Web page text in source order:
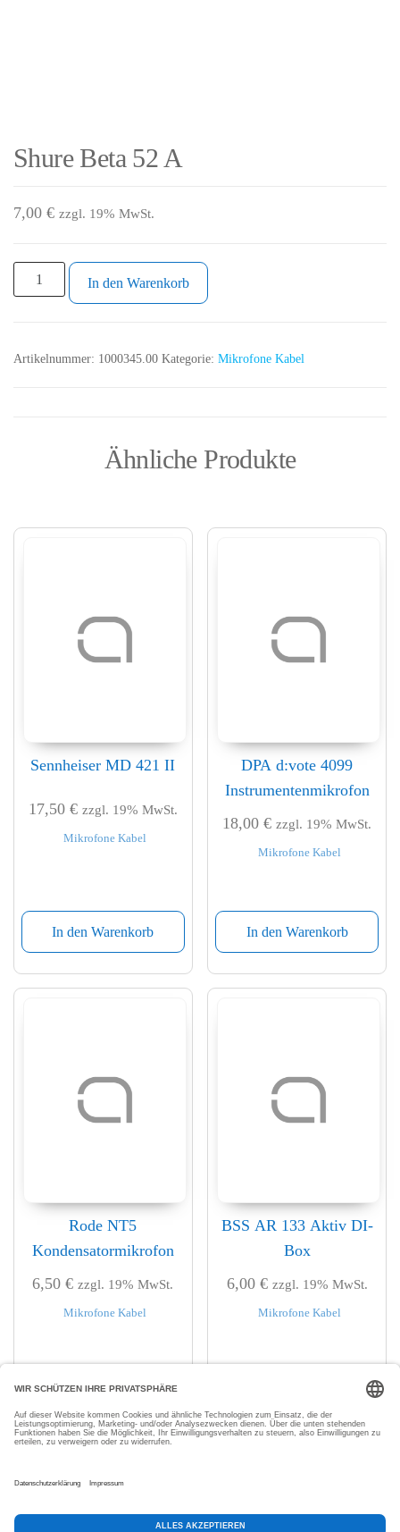
Shure Beta 52 A
7,00 € zzgl. 19% MwSt.
In den Warenkorb
Artikelnummer: 1000345.00 Kategorie: Mikrofone Kabel
Ähnliche Produkte
Sennheiser MD 421 II
17,50 € zzgl. 19% MwSt.
Mikrofone Kabel
In den Warenkorb
DPA d:vote 4099
Instrumentenmikrofon
18,00€ zzgl. 19% MwSt.
Mikrofone Kabel
In den Warenkorb
Rode NT5
Kondensatormikrofon
6,50€ zzgl. 19% MwSt.
Mikrofone Kabel
In den Warenkorb
BSS AR 133 Aktiv DI-
Box
6,00 € zzgl. 19% MwSt.
Mikrofone Kabel